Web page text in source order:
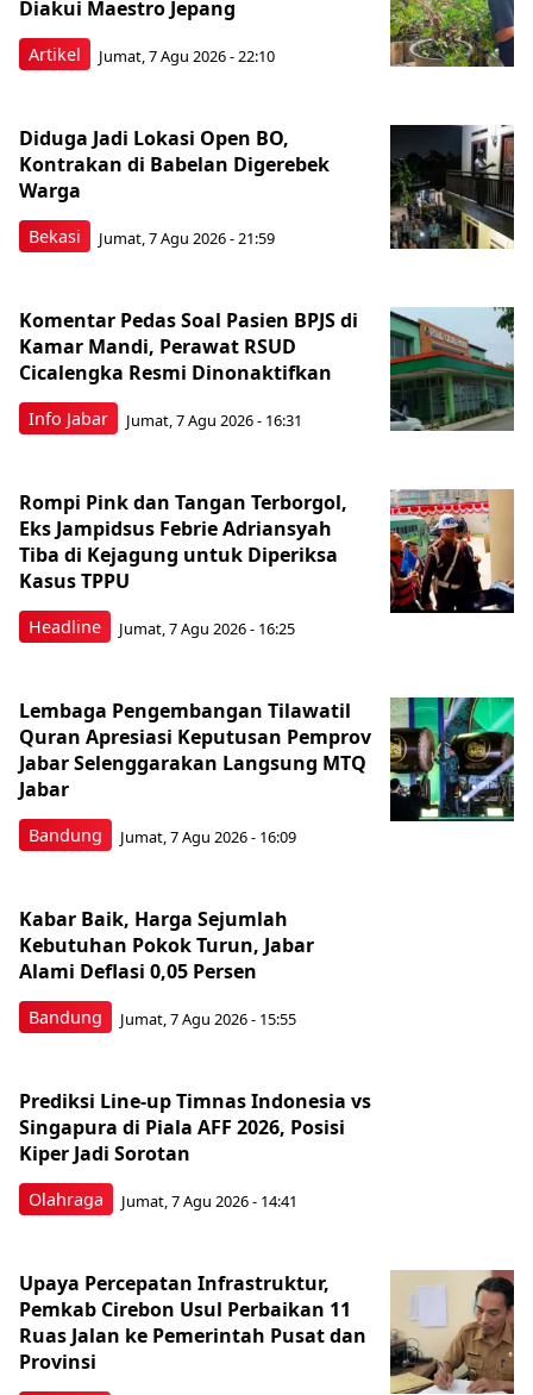
Artikel
Diakui Maestro Jepang
Jumat, 7 Agu 2026 - 22:10
Bekasi
Diduga Jadi Lokasi Open BO,
Kontrakan di Babelan Digerebek
Warga
Jumat, 7 Agu 2026 - 21:59
Info Jabar
Komentar Pedas Soal Pasien BPJS di
Kamar Mandi, Perawat RSUD
Cicalengka Resmi Dinonaktifkan
Jumat, 7 Agu 2026 - 16:31
Headline
Rompi Pink dan Tangan Terborgol,
Eks Jampidsus Febrie Adriansyah
Tiba di Kejagung untuk Diperiksa
Kasus TPPU
Jumat, 7 Agu 2026 - 16:25
Bandung
Lembaga Pengembangan Tilawatil
Quran Apresiasi Keputusan Pemprov
Jabar Selenggarakan Langsung MTQ
Jabar
Jumat, 7 Agu 2026 - 16:09
Bandung
Kabar Baik, Harga Sejumlah
Kebutuhan Pokok Turun, Jabar
Alami Deflasi 0,05 Persen
Jumat, 7 Agu 2026 - 15:55
Olahraga
Prediksi Line-up Timnas Indonesia vs
Singapura di Piala AFF 2026, Posisi
Kiper Jadi Sorotan
Jumat, 7 Agu 2026 - 14:41
Upaya Percepatan Infrastruktur,
Pemkab Cirebon Usul Perbaikan 11
Ruas Jalan ke Pemerintah Pusat dan
Provinsi